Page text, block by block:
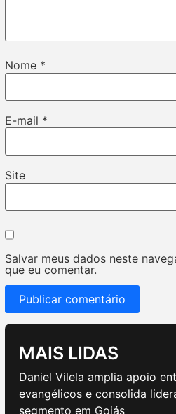
Nome *
E-mail *
Site
Salvar meus dados neste
que eu comentar.
MAIS LIDAS
Daniel Vilela amplia apoio
evangélicos e consolida
segmento em Goiás